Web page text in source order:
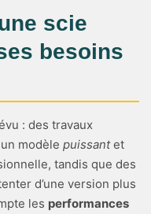
scie
besoins
: des travaux
modèle puissantet
tandis que des
d’une version plus
les performances